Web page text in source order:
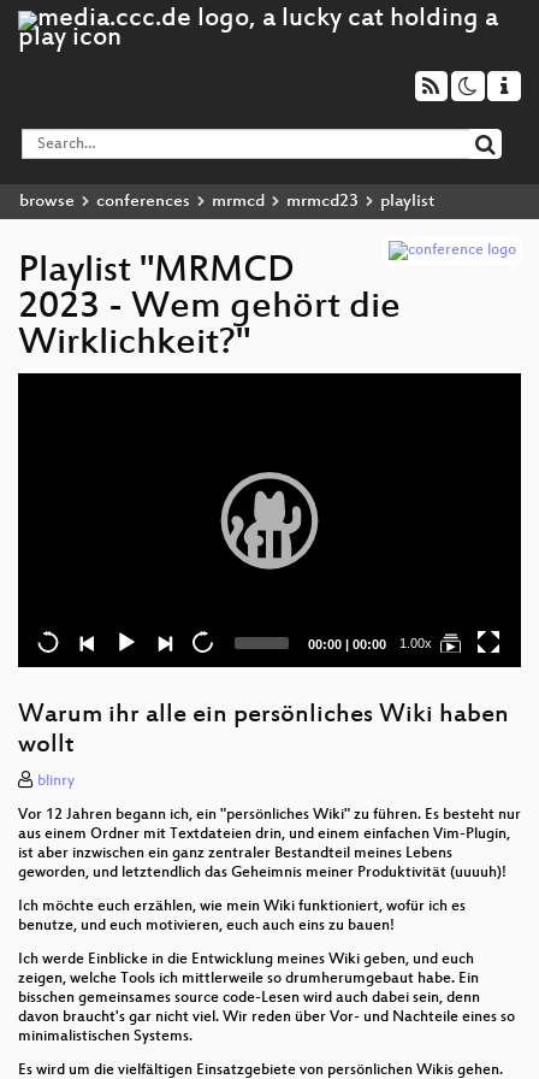
browse conferences mrmcd mrmcd23 playlist
Playlist "MRMCD
2023 - Wem gehört die
Wirklichkeit?"
Current
00:00 | Total
00:00 1.00x
Warum ihr alle ein persönliches Wiki haben
wollt
blinry
Vor 12 Jahren begann ich, ein "persönliches Wiki" zu führen. Es besteht nur
aus einem Ordner mit Textdateien drin, und einem einfachen Vim-Plugin,
ist aber inzwischen ein ganz zentraler Bestandteil meines Lebens
geworden, und letztendlich das Geheimnis meiner Produktivität (uuuuh)!
Ich möchte euch erzählen, wie mein Wiki funktioniert, wofür ich es
benutze, und euch motivieren, euch auch eins zu bauen!
Ich werde Einblicke in die Entwicklung meines Wiki geben, und euch
zeigen, welche Tools ich mittlerweile so drumherumgebaut habe. Ein
bisschen gemeinsames source code-Lesen wird auch dabei sein, denn
davon braucht's gar nicht viel. Wir reden über Vor- und Nachteile eines so
minimalistischen Systems.
Es wird um die vielfältigen Einsatzgebiete von persönlichen Wikis gehen.